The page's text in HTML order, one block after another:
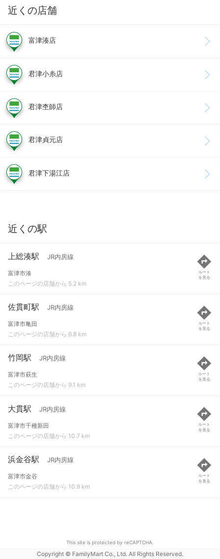
近くの店舗
富津湊店
君津小糸店
君津杢師店
君津貞元店
君津下湯江店
近くの駅
上総湊駅 JR内房線
富津市湊
このページの店舗から 5.2 km
ルート
を見る
佐貫町駅 JR内房線
富津市亀田
このページの店舗から 6.8 km
ルート
を見る
竹岡駅 JR内房線
富津市萩生
このページの店舗から 9.1 km
ルート
を見る
大貫駅 JR内房線
富津市千種新田
このページの店舗から 10.7 km
ルート
を見る
浜金谷駅 JR内房線
富津市金谷
このページの店舗から 10.9 km
ルート
を見る
This site is protected by reCAPTCHA.
Copyright © FamilyMart Co., Ltd. All Rights Reserved.